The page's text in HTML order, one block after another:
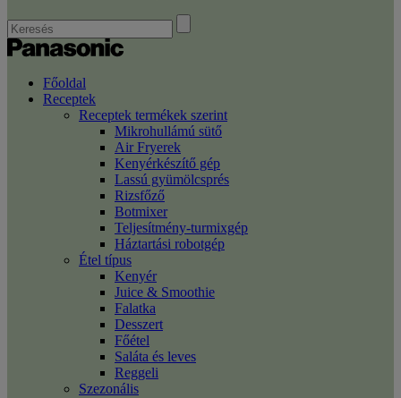
Főoldal
Receptek
Receptek termékek szerint
Mikrohullámú sütő
Air Fryerek
Kenyérkészítő gép
Lassú gyümölcsprés
Rizsfőző
Botmixer
Teljesítmény-turmixgép
Háztartási robotgép
Étel típus
Kenyér
Juice & Smoothie
Falatka
Desszert
Főétel
Saláta és leves
Reggeli
Szezonális